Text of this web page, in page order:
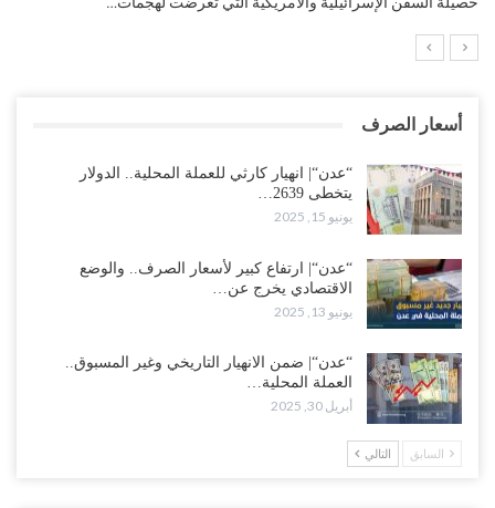
أسعار الصرف
“عدن“| انهيار كارثي للعملة المحلية.. الدولار
يتخطى 2639…
يونيو 15, 2025
“عدن“| ارتفاع كبير لأسعار الصرف.. والوضع
الاقتصادي يخرج عن…
يونيو 13, 2025
“عدن“| ضمن الانهيار التاريخي وغير المسبوق..
العملة المحلية…
أبريل 30, 2025
السابق التالي